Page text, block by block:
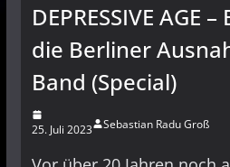
DEPRESSIVE AGE
die Berliner
Band (Special)
25. Juli 2023 Sebastian Radu Groß